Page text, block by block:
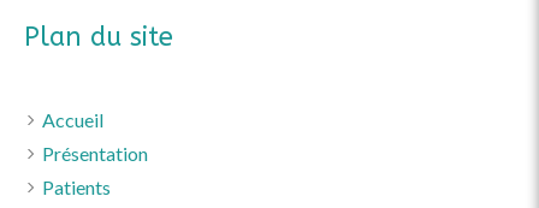
Plan du site
Accueil
Présentation
Patients